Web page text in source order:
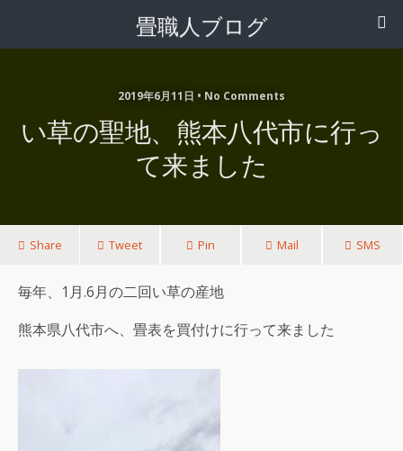
畳職人ブログ
2019年6月11日 • No Comments
い草の聖地、熊本八代市に行っ
て来ました
Share Tweet Pin Mail SMS
毎年、1月.6月の二回い草の産地
熊本県八代市へ、畳表を買付けに行って来ました